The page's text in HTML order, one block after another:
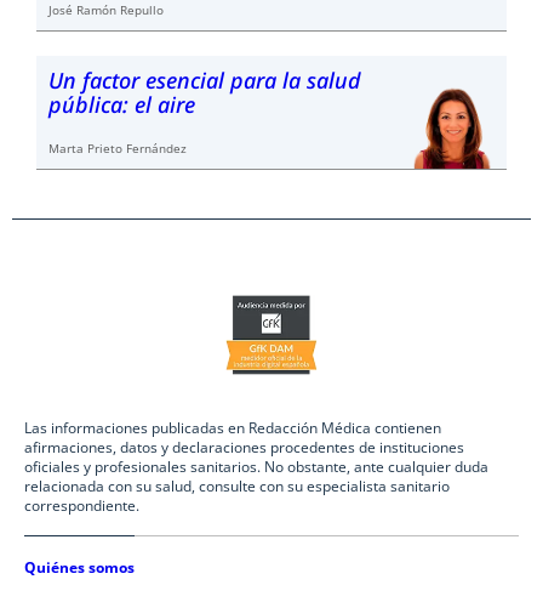
José Ramón Repullo
Un factor esencial para la salud
pública: el aire
Marta Prieto Fernández
Las informaciones publicadas en Redacción Médica contienen
afirmaciones, datos y declaraciones procedentes de instituciones
oficiales y profesionales sanitarios. No obstante, ante cualquier duda
relacionada con su salud, consulte con su especialista sanitario
correspondiente.
Quiénes somos